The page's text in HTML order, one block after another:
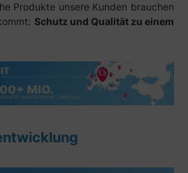
Produkte unsere Kunden brauchen
Schutz und Qualität zu einem